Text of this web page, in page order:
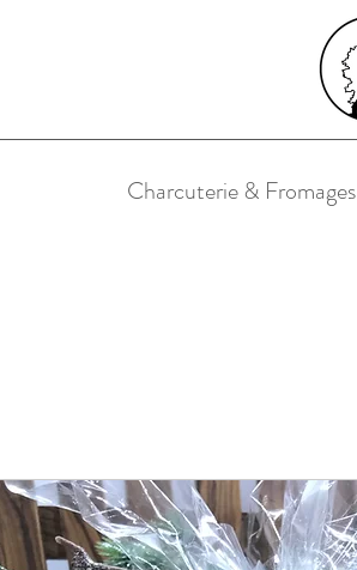
Charcuterie & Fromages